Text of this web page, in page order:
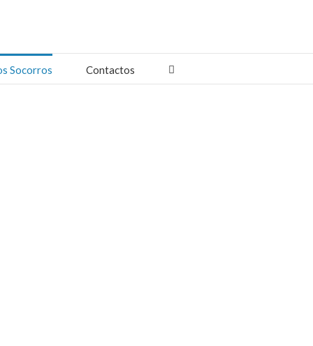
Socorros Contactos